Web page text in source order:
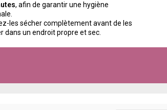
, afin de garantir une hygiène
les sécher complètement avant de les
dans un endroit propre et sec.